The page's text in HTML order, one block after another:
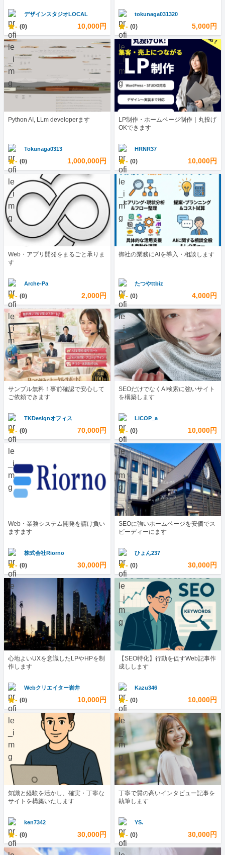
デザインスタジオLOCAL
- (0) 10,000円
tokunaga031320
- (0) 5,000円
Python AI, LLm developerます
Tokunaga0313
- (0) 1,000,000円
LP制作・ホームページ制作｜丸投げ
OKできます
HRNR37
- (0) 10,000円
Web・アプリ開発をまるごと承りま
す
Arche-Pa
- (0) 2,000円
御社の業務にAIを導入・相談します
たつやttbiz
- (0) 4,000円
サンプル無料！事前確認で安心して
ご依頼できます
TKDesignオフィス
- (0) 70,000円
SEOだけでなくAI検索に強いサイト
を構築します
LiCOP_a
- (0) 10,000円
Web・業務システム開発を請け負い
ますます
株式会社Riorno
- (0) 30,000円
SEOに強いホームページを安価でス
ピーディーにます
ひょん237
- (0) 30,000円
心地よいUXを意識したLPやHPを制
作します
Webクリエイター岩井
- (0) 10,000円
【SEO特化】行動を促すWeb記事作
成しします
Kazu346
- (0) 10,000円
知識と経験を活かし、確実・丁寧な
サイトを構築いたします
ken7342
- (0) 30,000円
丁寧で質の高いインタビュー記事を
執筆します
YS.
- (0) 30,000円